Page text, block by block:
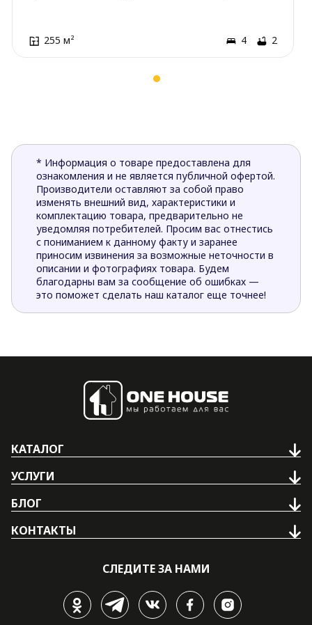
255 м² 4 2
* Информация о товаре предоставлена для
ознакомления и не является публичной офертой.
Производители оставляют за собой право
изменять внешний вид, характеристики и
комплектацию товара, предварительно не
уведомляя потребителей. Просим вас отнестись
с пониманием к данному факту и заранее
приносим извинения за возможные неточности в
описании и фотографиях товара. Будем
благодарны вам за сообщение об ошибках —
это поможет сделать наш каталог еще точнее!
КАТАЛОГ
УСЛУГИ
БЛОГ
КОНТАКТЫ
СЛЕДИТЕ ЗА НАМИ